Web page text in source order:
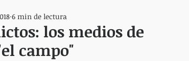
los medios de
campo"
6 min de lectura